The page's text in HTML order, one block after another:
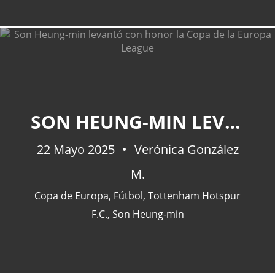
SON HEUNG-MIN LEVANTÓ CON HONOR LA COPA DE LA EUROPA LEAGUE
22 Mayo 2025
Verónica González
M.
Copa de Europa, Fútbol, Tottenham Hotspur
F.C., Son Heung-min